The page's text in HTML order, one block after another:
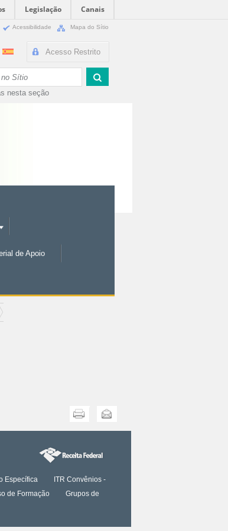
Legislação
Canais
Acessibilidade Mapa do Sítio
Acesso Restrito
nesta seção
de Apoio
Enviar
Específica
ITR Convênios -
de Formação
Grupos de